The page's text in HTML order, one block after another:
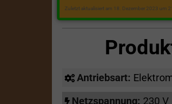
Zuletzt aktualisiert am 18. Dezember 2023 um
Antriebsart:
Netzspannung: 230 V